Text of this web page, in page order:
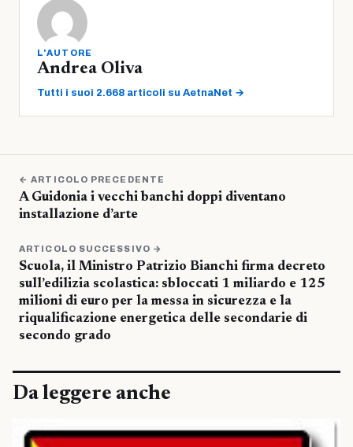
L'AUTORE
Andrea Oliva
Tutti i suoi 2.668 articoli su AetnaNet →
← ARTICOLO PRECEDENTE
A Guidonia i vecchi banchi doppi diventano
installazione d’arte
ARTICOLO SUCCESSIVO →
Scuola, il Ministro Patrizio Bianchi firma decreto
sull’edilizia scolastica: sbloccati 1 miliardo e 125
milioni di euro per la messa in sicurezza e la
riqualificazione energetica delle secondarie di
secondo grado
Da leggere anche